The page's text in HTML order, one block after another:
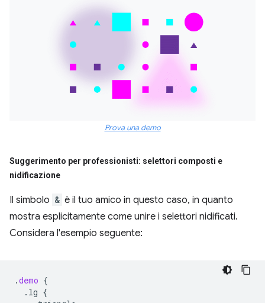
Prova una demo
Suggerimento per professionisti: selettori composti e
nidificazione
Il simbolo & è il tuo amico in questo caso, in quanto
mostra esplicitamente come unire i selettori nidificati.
Considera l'esempio seguente:
.demo {
.lg {